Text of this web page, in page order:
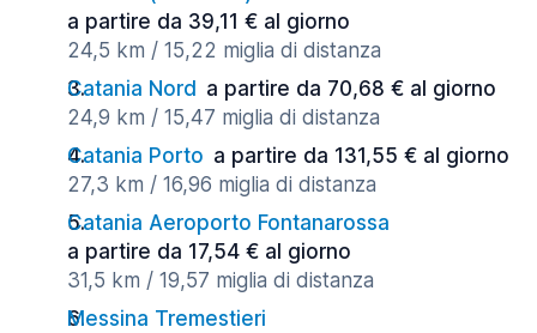
a partire da 39,11 € al giorno
24,5 km / 15,22 miglia di distanza
Catania Nord a partire da 70,68 € al giorno
24,9 km / 15,47 miglia di distanza
Catania Porto a partire da 131,55 € al giorno
27,3 km / 16,96 miglia di distanza
Catania Aeroporto Fontanarossa
a partire da 17,54 € al giorno
31,5 km / 19,57 miglia di distanza
Messina Tremestieri